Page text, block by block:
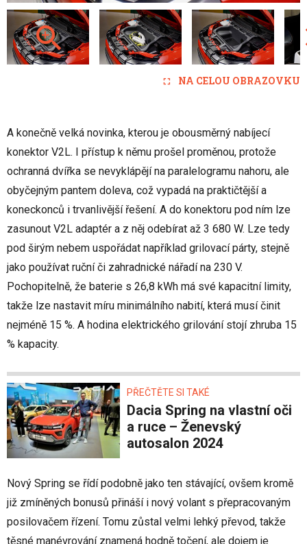
NA CELOU OBRAZOVKU
A konečně velká novinka, kterou je obousměrný nabíjecí
konektor V2L. I přístup k němu prošel proměnou, protože
ochranná dvířka se nevyklápějí na paralelogramu nahoru, ale
obyčejným pantem doleva, což vypadá na praktičtější a
koneckonců i trvanlivější řešení. A do konektoru pod ním lze
zasunout V2L adaptér a z něj odebírat až 3 680 W. Lze tedy
pod širým nebem uspořádat například grilovací párty, stejně
jako používat ruční či zahradnické nářadí na 230 V.
Pochopitelně, že baterie s 26,8 kWh má své kapacitní limity,
takže lze nastavit míru minimálního nabití, která musí činit
nejméně 15 %. A hodina elektrického grilování stojí zhruba 15
% kapacity.
PŘEČTĚTE SI TAKÉ
Dacia Spring na vlastní oči
a ruce – Ženevský
autosalon 2024
Nový Spring se řídí podobně jako ten stávající, ovšem kromě
již zmíněných bonusů přináší i nový volant s přepracovaným
posilovačem řízení. Tomu zůstal velmi lehký převod, takže
těsné manévrování znamená hodně točení, ale dojem je